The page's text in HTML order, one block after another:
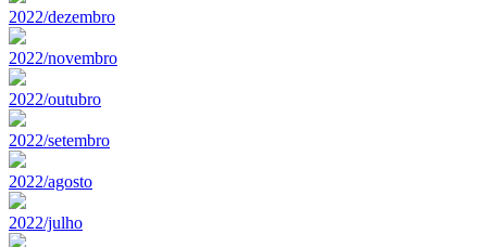
2022/dezembro
2022/novembro
2022/outubro
2022/setembro
2022/agosto
2022/julho